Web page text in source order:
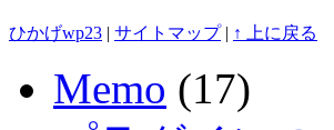
ひかげwp23 | サイトマップ| ↑ 上に戻る
Memo (17)